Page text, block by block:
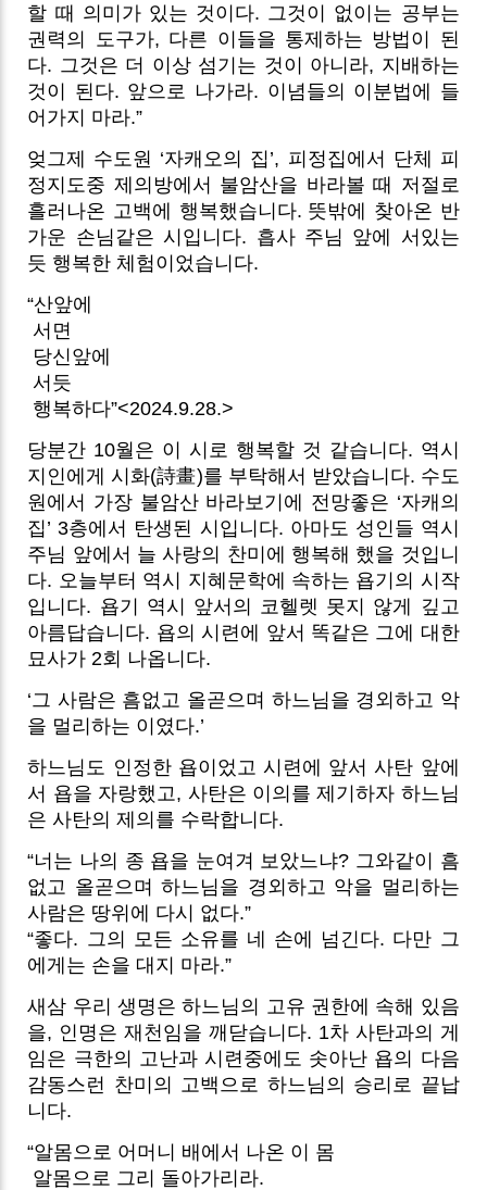
할 때 의미가 있는 것이다. 그것이 없이는 공부는
권력의 도구가, 다른 이들을 통제하는 방법이 된
다. 그것은 더 이상 섬기는 것이 아니라, 지배하는
것이 된다. 앞으로 나가라. 이념들의 이분법에 들
어가지 마라.”
엊그제 수도원 ‘자캐오의 집’, 피정집에서 단체 피
정지도중 제의방에서 불암산을 바라볼 때 저절로
흘러나온 고백에 행복했습니다. 뜻밖에 찾아온 반
가운 손님같은 시입니다. 흡사 주님 앞에 서있는
듯 행복한 체험이었습니다.
“산앞에
서면
당신앞에
서듯
행복하다”<2024.9.28.>
당분간 10월은 이 시로 행복할 것 같습니다. 역시
지인에게 시화(詩畫)를 부탁해서 받았습니다. 수도
원에서 가장 불암산 바라보기에 전망좋은 ‘자캐의
집’ 3층에서 탄생된 시입니다. 아마도 성인들 역시
주님 앞에서 늘 사랑의 찬미에 행복해 했을 것입니
다. 오늘부터 역시 지혜문학에 속하는 욥기의 시작
입니다. 욥기 역시 앞서의 코헬렛 못지 않게 깊고
아름답습니다. 욥의 시련에 앞서 똑같은 그에 대한
묘사가 2회 나옵니다.
‘그 사람은 흠없고 올곧으며 하느님을 경외하고 악
을 멀리하는 이였다.’
하느님도 인정한 욥이었고 시련에 앞서 사탄 앞에
서 욥을 자랑했고, 사탄은 이의를 제기하자 하느님
은 사탄의 제의를 수락합니다.
“너는 나의 종 욥을 눈여겨 보았느냐? 그와같이 흠
없고 올곧으며 하느님을 경외하고 악을 멀리하는
사람은 땅위에 다시 없다.”
“좋다. 그의 모든 소유를 네 손에 넘긴다. 다만 그
에게는 손을 대지 마라.”
새삼 우리 생명은 하느님의 고유 권한에 속해 있음
을, 인명은 재천임을 깨닫습니다. 1차 사탄과의 게
임은 극한의 고난과 시련중에도 솟아난 욥의 다음
감동스런 찬미의 고백으로 하느님의 승리로 끝납
니다.
“알몸으로 어머니 배에서 나온 이 몸
알몸으로 그리 돌아가리라.